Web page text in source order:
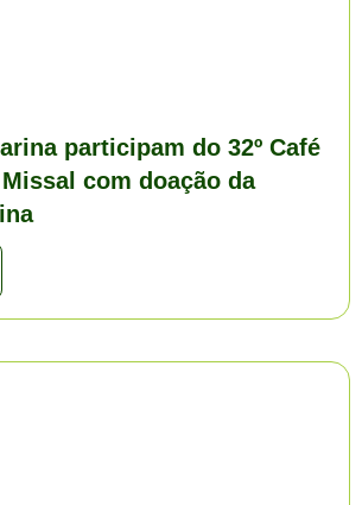
participam do 32º Café
com doação da